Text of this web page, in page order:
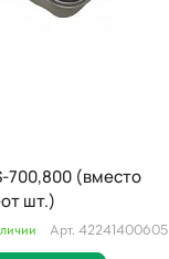
700,800 (вместо
шт.)
Арт. 42241400605